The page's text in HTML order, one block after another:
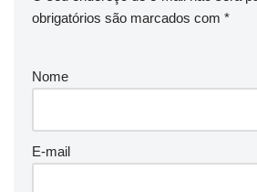
obrigatórios são marcados com *
Nome
E-mail